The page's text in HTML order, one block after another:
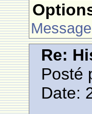
Message
Re:
Posté
Date: